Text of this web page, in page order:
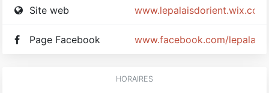
Site web
www.facebook.com/
Page Facebook
HORAIRES